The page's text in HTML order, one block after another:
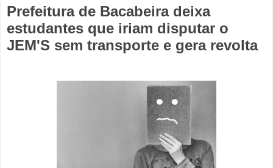
Prefeitura de Bacabeira deixa
estudantes que iriam disputar o
JEM'S sem transporte e gera revolta